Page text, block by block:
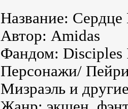
Название: Сердце
Автор: Amidas
Фандом: Disciples
Персонажи/
Мизраэль и